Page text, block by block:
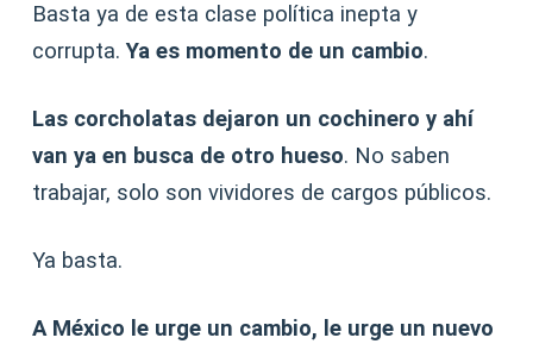
Basta ya de esta clase política inepta y
corrupta.Ya es momento de un cambio.
Las corcholatas dejaron un cochinero y ahí
van ya en busca de otro hueso. No saben
trabajar, solo son vividores de cargos públicos.
Ya basta.
A México le urge un cambio, le urge un nuevo